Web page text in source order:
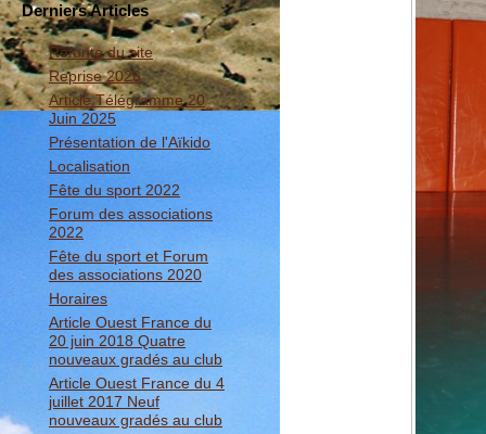
Derniers Articles
Refonte du site
Reprise 2026
Article Télégramme 20
Juin 2025
Présentation de l'Aïkido
Localisation
Fête du sport 2022
Forum des associations
2022
Fête du sport et Forum
des associations 2020
Horaires
Article Ouest France du
20 juin 2018 Quatre
nouveaux gradés au club
Article Ouest France du 4
juillet 2017 Neuf
nouveaux gradés au club